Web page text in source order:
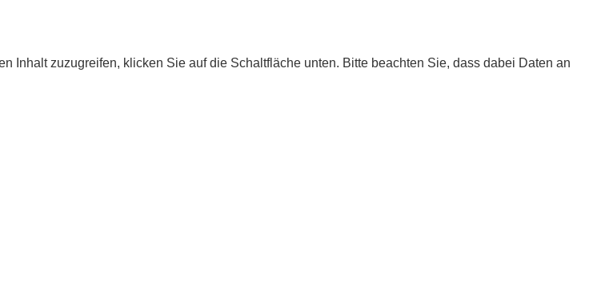
Inhalt zuzugreifen, klicken Sie auf die Schaltfläche unten. Bitte beachten Sie, dass dabei Daten an